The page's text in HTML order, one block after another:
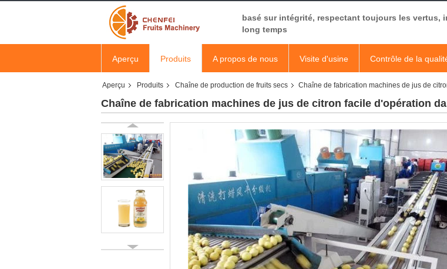
basé sur intégrité, respectant toujours les vertus,
long temps
Aperçu Produits A propos de nous Visite d'usine Contrôle de la
Aperçu Produits Chaîne de production de fruits secs Chaîne de fabrication machines de jus de
Chaîne de fabrication machines de jus de citron facile d'opération